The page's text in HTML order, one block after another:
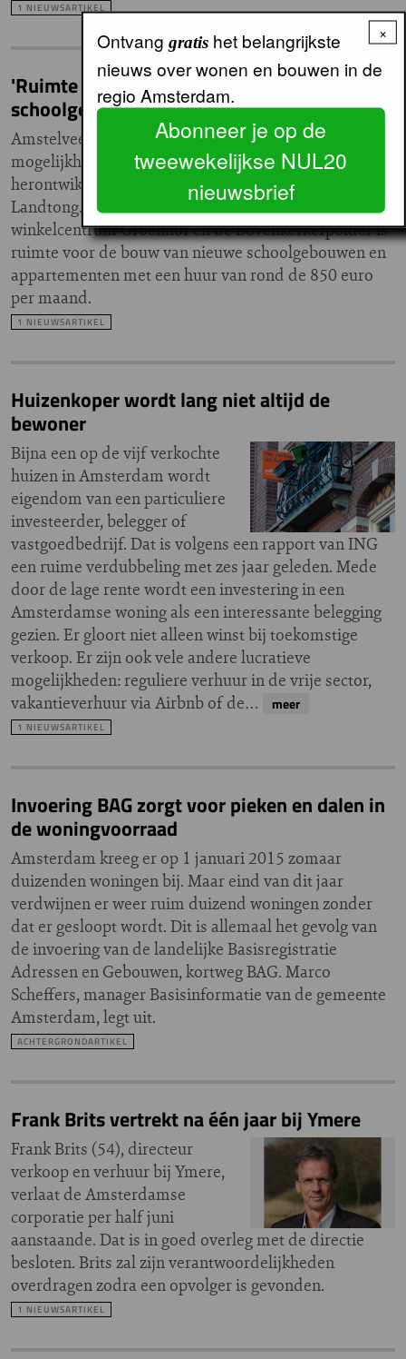
1 NIEUWSARTIKEL
'Ruimte voor appartementen en
schoolgebouwen bij Landtong Amstelveen'
Amstelveen heeft de
mogelijkheden verkend van
herontwikkeling van de
Landtong. In het gebied tussen
winkelcentrum Groenhof en de Bovenkerkerpolder is
ruimte voor de bouw van nieuwe schoolgebouwen en
appartementen met een huur van rond de 850 euro
per maand.
1 NIEUWSARTIKEL
Huizenkoper wordt lang niet altijd de
bewoner
Bijna een op de vijf verkochte
huizen in Amsterdam wordt
eigendom van een particuliere
investeerder, belegger of
vastgoedbedrijf. Dat is volgens een rapport van ING
een ruime verdubbeling met zes jaar geleden. Mede
door de lage rente wordt een investering in een
Amsterdamse woning als een interessante belegging
gezien. Er gloort niet alleen winst bij toekomstige
verkoop. Er zijn ook vele andere lucratieve
mogelijkheden: reguliere verhuur in de vrije sector,
vakantieverhuur via Airbnb of de…
meer
1 NIEUWSARTIKEL
Invoering BAG zorgt voor pieken en dalen in
de woningvoorraad
Amsterdam kreeg er op 1 januari 2015 zomaar
duizenden woningen bij. Maar eind van dit jaar
verdwijnen er weer ruim duizend woningen zonder
dat er gesloopt wordt. Dit is allemaal het gevolg van
de invoering van de landelijke Basisregistratie
Adressen en Gebouwen, kortweg BAG. Marco
Scheffers, manager Basisinformatie van de gemeente
Amsterdam, legt uit.
ACHTERGRONDARTIKEL
Frank Brits vertrekt na één jaar bij Ymere
Frank Brits (54), directeur
verkoop en verhuur bij Ymere,
verlaat de Amsterdamse
corporatie per half juni
aanstaande. Dat is in goed overleg met de directie
besloten. Brits zal zijn verantwoordelijkheden
overdragen zodra een opvolger is gevonden.
1 NIEUWSARTIKEL
×
Ontvang gratishet belangrijkste
nieuws over wonen en bouwen in de
regio Amsterdam.
Abonneer je op de
tweewekelijkse NUL20
nieuwsbrief